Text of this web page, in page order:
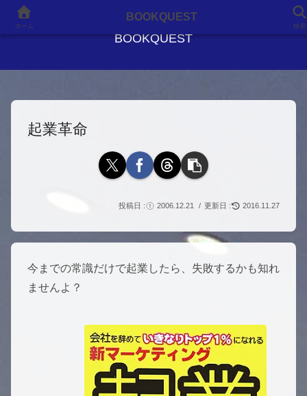
BOOKQUEST
起業革命
2006.12.21 2016.11.27
今までの常識だけで起業したら、失敗するかも知れ
ませんよ？
ホーム
BOOKQUEST
検索